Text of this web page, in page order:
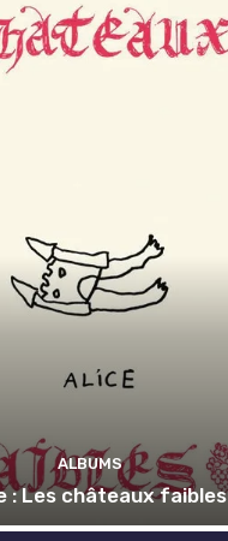
ALBUMS
: Les châteaux faibles